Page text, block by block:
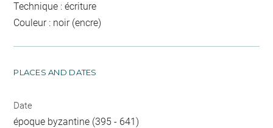
Technique : écriture
Couleur : noir (encre)
PLACES AND DATES
Date
époque byzantine (395 - 641)